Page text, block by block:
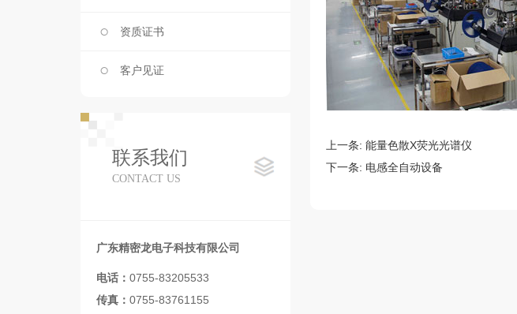
资质证书
客户见证
联系我们
CONTACT US
广东精密龙电子科技有限公司
电话： 0755-83205533
传真： 0755-83761155
上一条:能量色散X荧光光谱仪
下一条: 电感全自动设备